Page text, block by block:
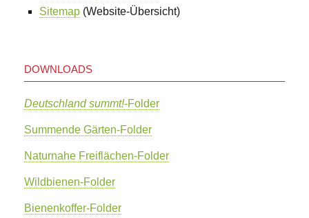
Sitemap (Website-Übersicht)
DOWNLOADS
Deutschland summt!-Folder
Summende Gärten-Folder
Naturnahe Freiflächen-Folder
Wildbienen-Folder
Bienenkoffer-Folder